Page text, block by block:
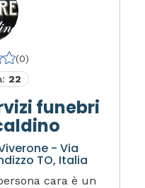
(0)
22
funebri
- Via
TO, Italia
cara è un